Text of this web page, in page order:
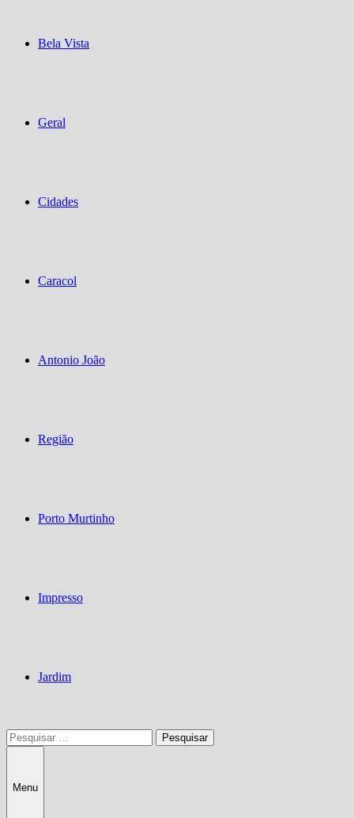
Bela Vista
Geral
Cidades
Caracol
Antonio João
Região
Porto Murtinho
Impresso
Jardim
Pesquisar
por:
Menu